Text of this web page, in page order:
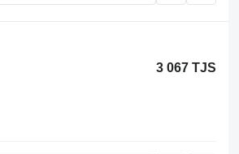
3 067 TJS